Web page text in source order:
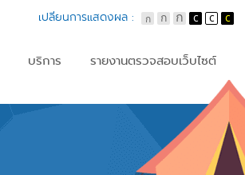
เปลี่ยนการแสดงผล :
บริการ รายงานตรวจสอบเว็บไซต์